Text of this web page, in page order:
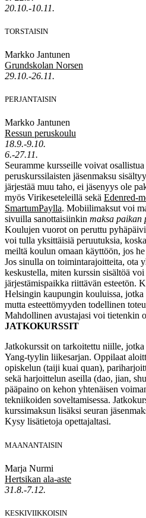
20.10.-10.11.
TORSTAISIN
Markko Jantunen
Grundskolan Norsen
29.10.-26.11.
PERJANTAISIN
Markko Jantunen
Ressun peruskoulu
18.9.-9.10.
6.-27.11.
Seuramme kursseille voivat
peruskurssilaisten jäsenmaksu
järjestää muu taho, ei jäsenyys ole
myös Virikeseteleillä sekä Edenred-
SmartumPaylla. Mobiilimaksut voi
sivuilla sanottaisiinkin maksa paikan
Koulujen vuorot on peruttu
voi tulla yksittäisiä peruutuksia,
meiltä koulun omaan käyttöön, jos
Jos sinulla on toimintarajoitteita, ota
keskustella, miten kurssin sisältöä
järjestämispaikka riittävän esteetön.
Helsingin kaupungin kouluissa, jotka
mutta esteettömyyden todellinen
Mahdollinen avustajasi voi tietenkin
JATKOKURSSIT
Jatkokurssit on tarkoitettu niille,
Yang-tyylin liikesarjan. Oppilaat
opiskelun (taiji kuai quan),
sekä harjoittelun aseilla (dao, jian,
pääpaino on kehon yhtenäisen
tekniikoiden soveltamisessa.
kurssimaksun lisäksi seuran
Kysy lisätietoja opettajaltasi.
MAANANTAISIN
Marja Nurmi
Hertsikan ala-aste
31.8.-7.12.
KESKIVIIKKOISIN